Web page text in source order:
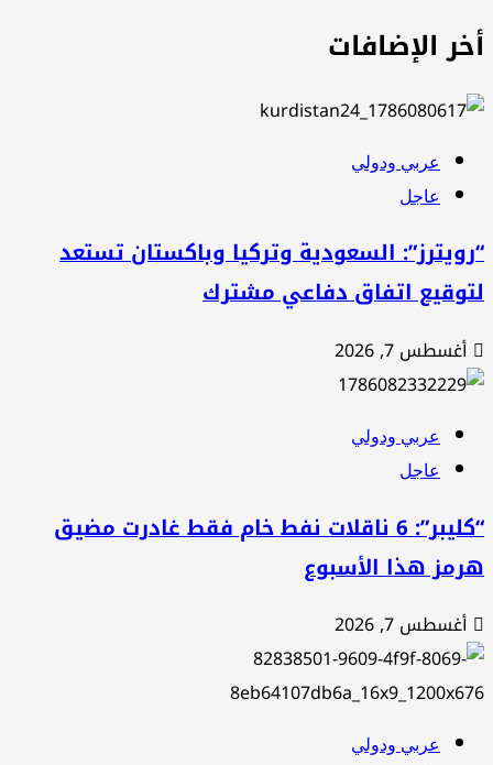
الإضافات
عربي ودولي
عاجل
السعودية وتركيا وباكستان تستعد
اتفاق دفاعي مشترك
أغسطس 7, 2026
عربي ودولي
عاجل
“كليبر”: 6 ناقلات نفط خام فقط غادرت مضيق
هذا الأسبوع
أغسطس 7, 2026
عربي ودولي